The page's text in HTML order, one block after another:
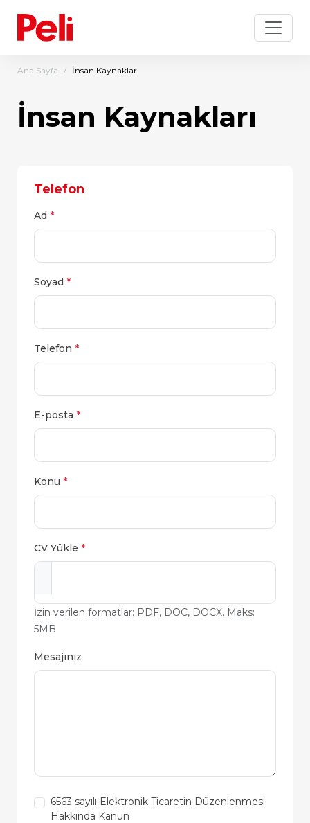
Ana Sayfa İnsan Kaynakları
İnsan Kaynakları
Telefon
Ad*
Soyad*
Telefon*
E-posta*
Konu*
CV Yükle*
İzin verilen formatlar: PDF, DOC, DOCX. Maks:
5MB
Mesajınız
6563 sayılı Elektronik Ticaretin Düzenlenmesi
Hakkında Kanun